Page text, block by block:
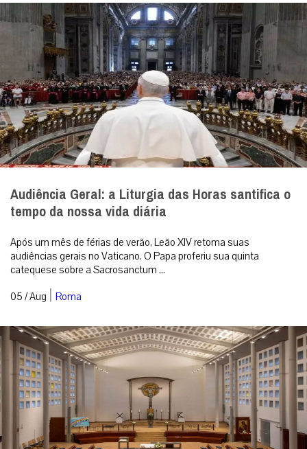
Audiência Geral: a Liturgia das Horas santifica o
tempo da nossa vida diária
Após um mês de férias de verão, Leão XIV retoma suas
audiências gerais no Vaticano. O Papa proferiu sua quinta
catequese sobre a Sacrosanctum ...
05 / Aug | Roma